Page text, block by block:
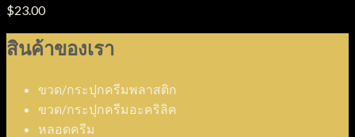
$23.00
สินค้าของเรา
ขวด/กระปุกครีมพลาสติก
ขวด/กระปุกครีมอะคริลิค
หลอดครีม